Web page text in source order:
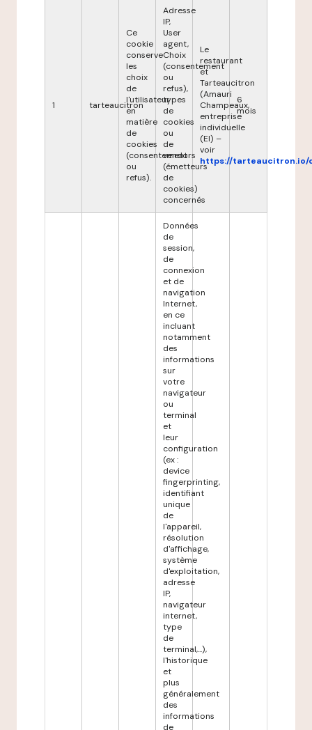
1 tarteaucitron
Ce
cookie
conserve
les
choix
de
l'utilisateur
en
matière
de
cookies
(consentement
ou
refus).
Adresse
IP,
User
agent,
Choix
(consentement
ou
refus),
types
de
cookies
ou
de
vendors
(émetteurs
de
cookies)
concernés
Le
restaurant
et
Tarteaucitron
(Amauri
Champeaux,
entreprise
individuelle
(EI) –
voir
https://tarteaucitron.io/
6
mois
Données
de
session,
de
connexion
et de
navigation
Internet,
en ce
incluant
notamment
des
informations
sur
votre
navigateur
ou
terminal
et
leur
configuration
(ex :
device
fingerprinting,
identifiant
unique
de
l'appareil,
résolution
d'affichage,
système
d'exploitation,
adresse
IP,
navigateur
internet,
type
de
terminal,...),
l'historique
et
plus
généralement
des
informations
de